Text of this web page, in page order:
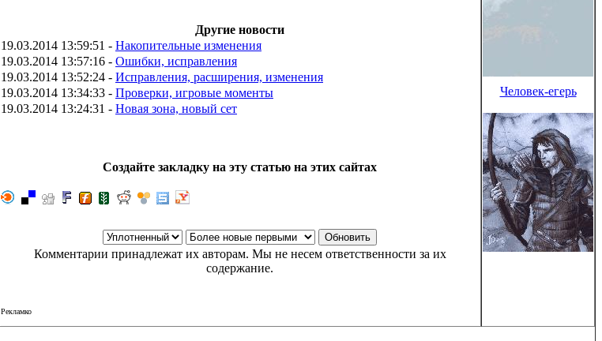
Другие новости
19.03.2014 13:59:51 - Накопительные изменения
19.03.2014 13:57:16 - Ошибки, исправления
19.03.2014 13:52:24 - Исправления, расширения, изменения
19.03.2014 13:34:33 - Проверки, игровые моменты
19.03.2014 13:24:31 - Новая зона, новый сет
Создайте закладку на эту статью на этих сайтах
Комментарии принадлежат их авторам. Мы не несем ответственности за их
содержание.
Рекламко
Человек-егерь